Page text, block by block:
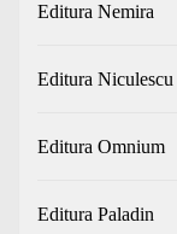
Editura Nemira
Editura Niculescu
Editura Omnium
Editura Paladin